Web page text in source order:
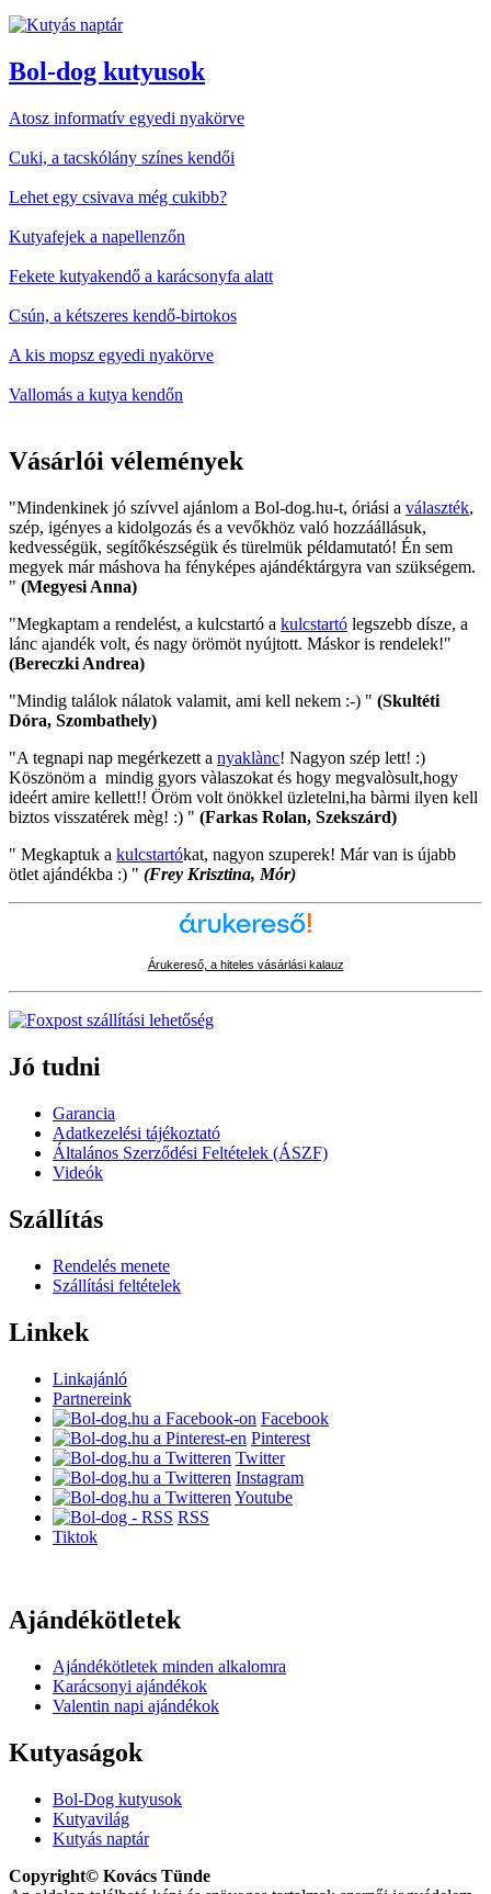
Bol-dog kutyusok
Atosz informatív egyedi nyakörve
Cuki, a tacskólány színes kendői
Lehet egy csivava még cukibb?
Kutyafejek a napellenzőn
Fekete kutyakendő a karácsonyfa alatt
Csún, a kétszeres kendő-birtokos
A kis mopsz egyedi nyakörve
Vallomás a kutya kendőn
Vásárlói vélemények
"Mindenkinek jó szívvel ajánlom a Bol-dog.hu-t, óriási a választék,
szép, igényes a kidolgozás és a vevőkhöz való hozzáállásuk,
kedvességük, segítőkészségük és türelmük példamutató! Én sem
megyek már máshova ha fényképes ajándéktárgyra van szükségem.
" (Megyesi Anna)
"Megkaptam a rendelést, a kulcstartó a kulcstartó legszebb dísze, a
lánc ajandék volt, és nagy örömöt nyújtott. Máskor is rendelek!"
(Bereczki Andrea)
"Mindig találok nálatok valamit, ami kell nekem :-) " (Skultéti
Dóra, Szombathely)
"A tegnapi nap megérkezett a nyaklànc! Nagyon szép lett! :)
Köszönöm a mindig gyors vàlaszokat és hogy megvalòsult,hogy
ideért amire kellett!! Öröm volt önökkel üzletelni,ha bàrmi ilyen kell
biztos visszatérek mèg! :) " (Farkas Rolan, Szekszárd)
" Megkaptuk a kulcstartókat, nagyon szuperek! Már van is újabb
ötlet ajándékba :) " (Frey Krisztina, Mór)
Árukereső, a hiteles vásárlási kalauz
Jó tudni
Garancia
Adatkezelési tájékoztató
Általános Szerződési Feltételek (ÁSZF)
Videók
Szállítás
Rendelés menete
Szállítási feltételek
Linkek
Linkajánló
Partnereink
Facebook
Pinterest
Twitter
Instagram
Youtube
RSS
Tiktok
Ajándékötletek
Ajándékötletek minden alkalomra
Karácsonyi ajándékok
Valentin napi ajándékok
Kutyaságok
Bol-Dog kutyusok
Kutyavilág
Kutyás naptár
Copyright© Kovács Tünde